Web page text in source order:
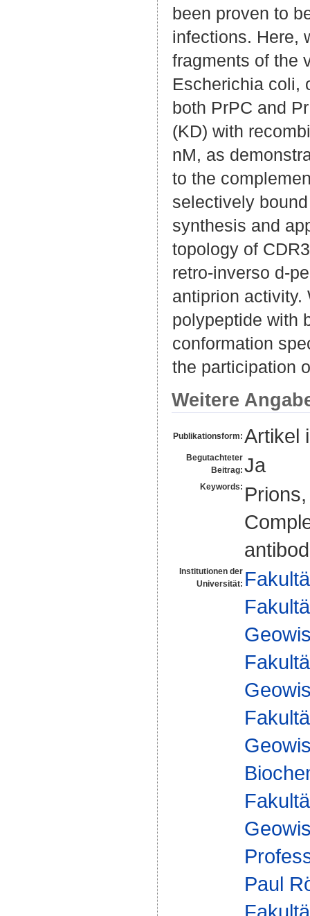
been proven to
infections. Here,
fragments of the
Escherichia coli,
both PrPC and
(KD) with
nM, as
to the
selectively
synthesis and
topology of
retro-inverso d-
antiprion activity.
polypeptide with
conformation
the participation
Weitere
Publikationsform: Artikel
Begutachteter
Beitrag: Ja
Keywords:
Institutionen der
Universität:
Paul